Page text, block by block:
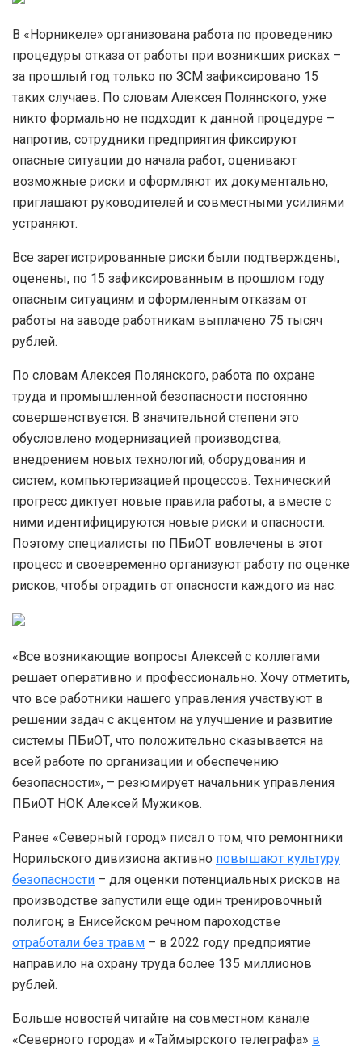
В «Норникеле» организована работа по проведению
процедуры отказа от работы при возникших рисках –
за прошлый год только по ЗСМ зафиксировано 15
таких случаев. По словам Алексея Полянского, уже
никто формально не подходит к данной процедуре –
напротив, сотрудники предприятия фиксируют
опасные ситуации до начала работ, оценивают
возможные риски и оформляют их документально,
приглашают руководителей и совместными усилиями
устраняют.
Все зарегистрированные риски были подтверждены,
оценены, по 15 зафиксированным в прошлом году
опасным ситуациям и оформленным отказам от
работы на заводе работникам выплачено 75 тысяч
рублей.
По словам Алексея Полянского, работа по охране
труда и промышленной безопасности постоянно
совершенствуется. В значительной степени это
обусловлено модернизацией производства,
внедрением новых технологий, оборудования и
систем, компьютеризацией процессов. Технический
прогресс диктует новые правила работы, а вместе с
ними идентифицируются новые риски и опасности.
Поэтому специалисты по ПБиОТ вовлечены в этот
процесс и своевременно организуют работу по оценке
рисков, чтобы оградить от опасности каждого из нас.
«Все возникающие вопросы Алексей с коллегами
решает оперативно и профессионально. Хочу отметить,
что все работники нашего управления участвуют в
решении задач с акцентом на улучшение и развитие
системы ПБиОТ, что положительно сказывается на
всей работе по организации и обеспечению
безопасности», – резюмирует начальник управления
ПБиОТ НОК Алексей Мужиков.
Ранее «Северный город» писал о том, что ремонтники
Норильского дивизиона активно повышают культуру
безопасности – для оценки потенциальных рисков на
производстве запустили еще один тренировочный
полигон; в Енисейском речном пароходстве
отработали без травм – в 2022 году предприятие
направило на охрану труда более 135 миллионов
рублей.
Больше новостей читайте на совместном канале
«Северного города» и «Таймырского телеграфа» в